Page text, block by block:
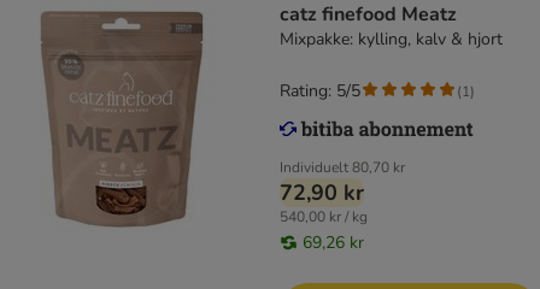
catz finefood Meatz
Mixpakke: kylling, kalv & hjort
Individuelt80,70 kr
72,90 kr
540,00 kr / kg
69,26 kr
Rating: 5/5 (1)